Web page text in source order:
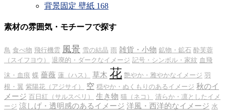
背景固定 壁紙 168
素材の雰囲気・モチーフで探す
鳥 食べ物 飛行機雲 風景 雪の結晶 雨 雑貨・小物 鉱物・鉱石 酔芙蓉
（スイフヨウ）
退廃的・ダークなイメージ 記号・シンボル・家紋 血飛
沫・血痕 蝶 薔薇 蓮（ハス） 草木 花 艶やか・雅やかなイメージ 羽
根・翼 紫陽花（アジサイ） 空 穏やか・ぬくもりのあるイメージ 秋のイ
メージ 百日紅（サルスベリ） 生き物 猫（ネコ）
清らか・凛としたイメ
ージ 涼しげ・透明感のあるイメージ 洋風・西洋的なイメージ 水